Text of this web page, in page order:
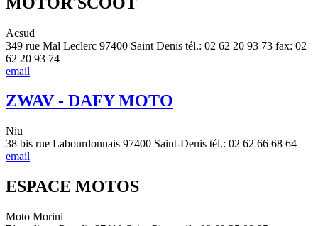
Acsud
349 rue Mal Leclerc 97400 Saint Denis tél.: 02 62 20 93 73 fax: 02
62 20 93 74
email
ZWAV - DAFY MOTO
Niu
38 bis rue Labourdonnais 97400 Saint-Denis tél.: 02 62 66 68 64
email
ESPACE MOTOS
Moto Morini